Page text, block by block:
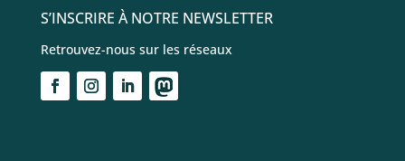
S’INSCRIRE À NOTRE NEWSLETTER
Retrouvez-nous sur les réseaux